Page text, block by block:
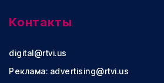
Контакты
digital@rtvi.us
Реклама: advertising@rtvi.us